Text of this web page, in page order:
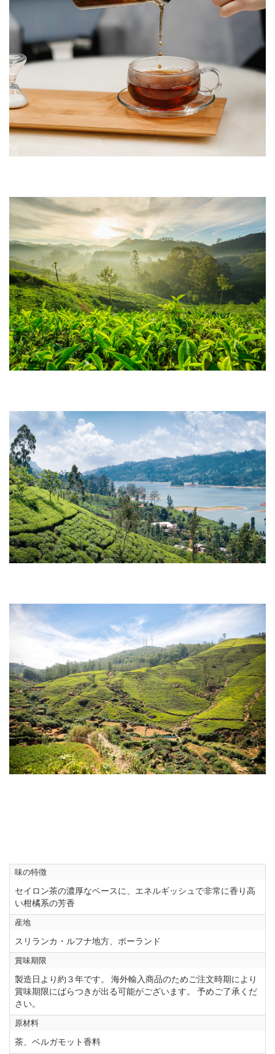
味の特徴
セイロン茶の濃厚なベースに、エネルギッシュで非常に香り高
い柑橘系の芳香
産地
スリランカ・ルフナ地方、ポーランド
賞味期限
製造日より約３年です。 海外輸入商品のためご注文時期により
賞味期限にばらつきが出る可能がございます。 予めご了承くだ
さい。
原材料
茶、ベルガモット香料